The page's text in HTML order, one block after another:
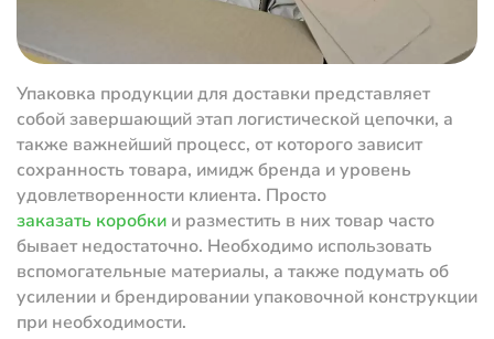
Упаковка продукции для доставки представляет
собой завершающий этап логистической цепочки, а
также важнейший процесс, от которого зависит
сохранность товара, имидж бренда и уровень
удовлетворенности клиента. Просто
заказать коробки и разместить в них товар часто
бывает недостаточно. Необходимо использовать
вспомогательные материалы, а также подумать об
усилении и брендировании упаковочной конструкции
при необходимости.